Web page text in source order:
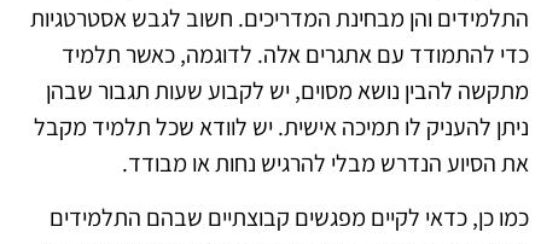
התלמידים והן מבחינת המדריכים. חשוב לגבש אסטרטגיות
כדי להתמודד עם אתגרים אלה. לדוגמה, כאשר תלמיד
מתקשה להבין נושא מסוים, יש לקבוע שעות תגבור שבהן
ניתן להעניק לו תמיכה אישית. יש לוודא שכל תלמיד מקבל
את הסיוע הנדרש מבלי להרגיש נחות או מבודד.
כמו כן, כדאי לקיים מפגשים קבוצתיים שבהם התלמידים